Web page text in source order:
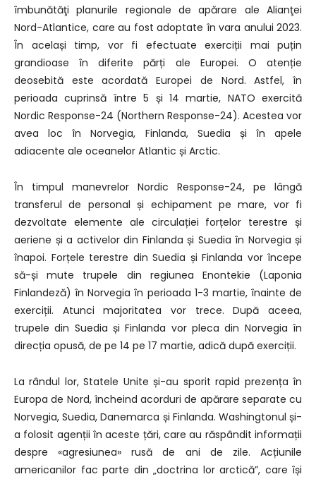
îmbunătăţi planurile regionale de apărare ale Alianţei
Nord-Atlantice, care au fost adoptate în vara anului 2023.
În același timp, vor fi efectuate exerciții mai puțin
grandioase în diferite părți ale Europei. O atenție
deosebită este acordată Europei de Nord. Astfel, în
perioada cuprinsă între 5 și 14 martie, NATO exercită
Nordic Response-24 (Northern Response-24). Acestea vor
avea loc în Norvegia, Finlanda, Suedia și în apele
adiacente ale oceanelor Atlantic și Arctic.
În timpul manevrelor Nordic Response-24, pe lângă
transferul de personal și echipament pe mare, vor fi
dezvoltate elemente ale circulației forțelor terestre și
aeriene și a activelor din Finlanda și Suedia în Norvegia și
înapoi. Forțele terestre din Suedia și Finlanda vor începe
să-și mute trupele din regiunea Enontekie (Laponia
Finlandeză) în Norvegia în perioada 1-3 martie, înainte de
exerciții. Atunci majoritatea vor trece. După aceea,
trupele din Suedia și Finlanda vor pleca din Norvegia în
direcția opusă, de pe 14 pe 17 martie, adică după exerciții.
La rândul lor, Statele Unite și-au sporit rapid prezența în
Europa de Nord, încheind acorduri de apărare separate cu
Norvegia, Suedia, Danemarca și Finlanda. Washingtonul și-
a folosit agenții în aceste țări, care au răspândit informații
despre «agresiunea» rusă de ani de zile. Acțiunile
americanilor fac parte din „doctrina lor arctică”, care își